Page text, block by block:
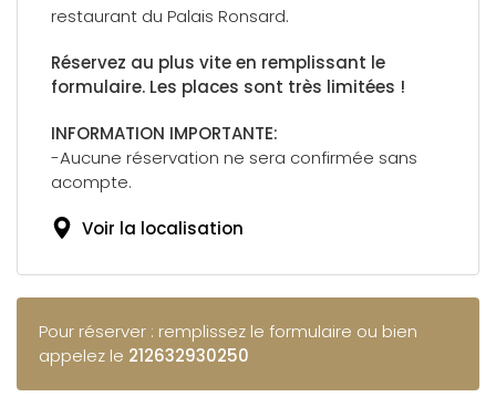
restaurant du Palais Ronsard.
Réservez au plus vite en remplissant le
formulaire. Les places sont très limitées !
INFORMATION IMPORTANTE:
-Aucune réservation ne sera confirmée sans
acompte.
Voir la localisation
Pour réserver : remplissez le formulaire ou bien
appelez le 212632930250